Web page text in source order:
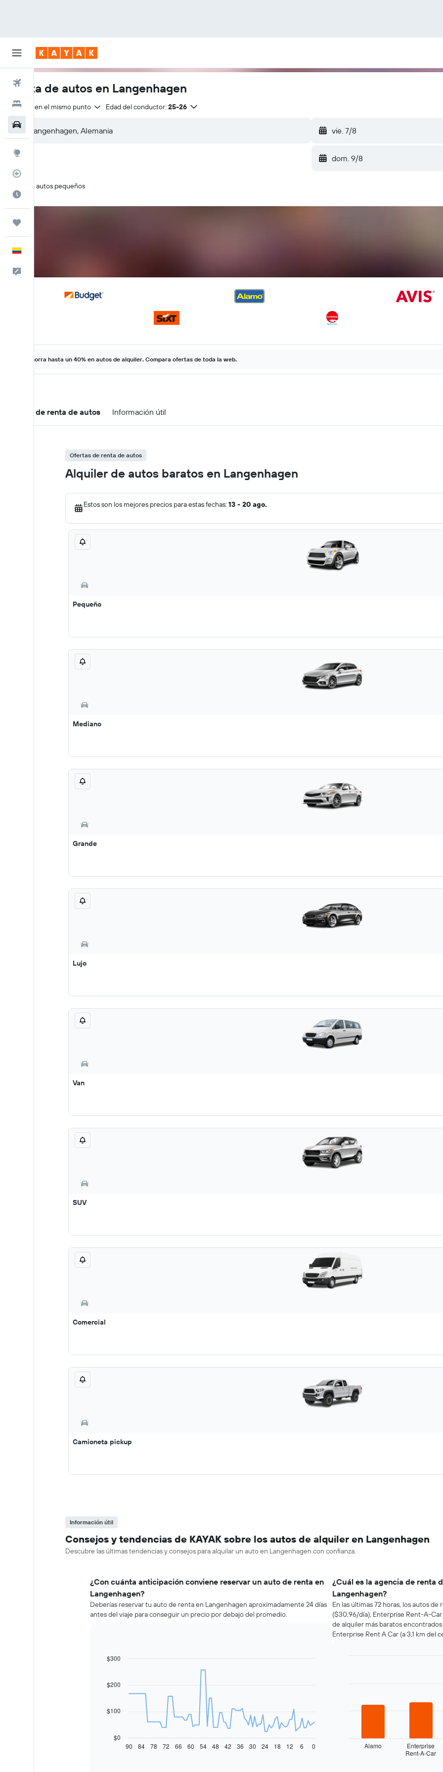
Vuelos
Hoteles
Renta de autos en Langenhagen
Entrega en el mismo punto Edad del conductor: 25-26
vie. 7/8
dom. 9/8
Solo autos pequeños
Ahorra hasta un 40% en autos de alquiler. Compara ofertas de toda la web.
Ofertas de renta de autos Información útil
Ofertas de renta de autos
Alquiler de autos baratos en Langenhagen
Estos son los mejores precios para estas fechas: 13 - 20 ago.
Pequeño
Mediano
Grande
Lujo
Van
SUV
Comercial
Camioneta pickup
Información útil
Consejos y tendencias de KAYAK sobre los autos de alquiler en Langenhagen
Descubre las últimas tendencias y consejos para alquilar un auto en Langenhagen con confianza.
¿Con cuánta anticipación conviene reservar un auto de renta en
Langenhagen?
Deberías reservar tu auto de renta en Langenhagen aproximadamente 24 días
antes del viaje para conseguir un precio por debajo del promedio.
Line
91
data
El
gráfico
muestra
Chart
$0
$100
$200
$300
90 60 30 0
84 78 72 66 54 48 42 36 24 18 12 6
¿Cuál es la agencia de renta
Langenhagen?
En las últimas 72 horas, los autos
($30,96/día), Enterprise Rent-A-
de alquiler más baratos
Enterprise Rent A Car (a 3,1 km del
gráfico
muestraAlamo
Enterprise
Rent-A-Car